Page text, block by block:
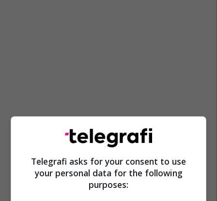
Aleksander Jabllanoviq
Telegrafi asks for your consent to use
your personal data for the following
purposes: